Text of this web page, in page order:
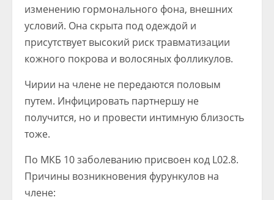
изменению гормонального фона, внешних
условий. Она скрыта под одеждой и
присутствует высокий риск травматизации
кожного покрова и волосяных фолликулов.
Чирии на члене не передаются половым
путем. Инфицировать партнершу не
получится, но и провести интимную близость
тоже.
По МКБ 10 заболеванию присвоен код L02.8.
Причины возникновения фурункулов на
члене: